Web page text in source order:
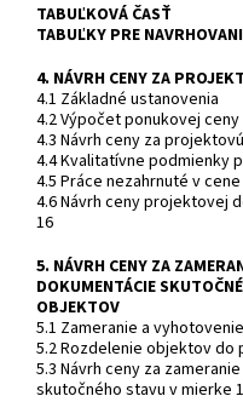
TABUĽKOVÁ ČASŤ
TABUĽKY PRE
4. NÁVRH CENY ZA
4.1 Základné ustanovenia
4.2 Výpočet ponukovej ceny
4.3 Návrh ceny za
4.4 Kvalitatívne podmienky
4.5 Práce nezahrnuté v
4.6 Návrh ceny projektovej
16
5. NÁVRH CENY ZA
DOKUMENTÁCIE
OBJEKTOV
5.1 Zameranie a
5.2 Rozdelenie objektov do
5.3 Návrh ceny za
skutočného stavu v mierke